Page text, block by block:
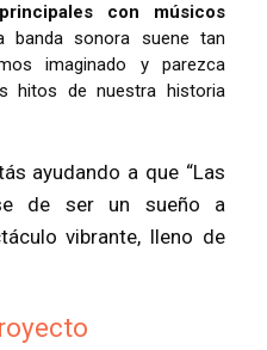
con músicos
banda sonora suene tan
imaginado y parezca
hitos de nuestra historia
ayudando a que “Las
de ser un sueño a
vibrante, lleno de